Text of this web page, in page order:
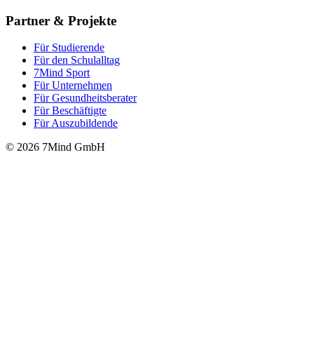
Partner & Projekte
Für Stu­die­rende
Für den Schulalltag
7Mind Sport
Für Unter­neh­men
Für Gesund­heits­be­ra­ter
Für Beschäftigte
Für Auszubildende
© 2026 7Mind GmbH